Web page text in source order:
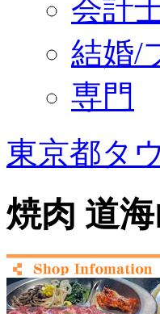
会計
結婚/
専門
東京都タ
焼肉 道